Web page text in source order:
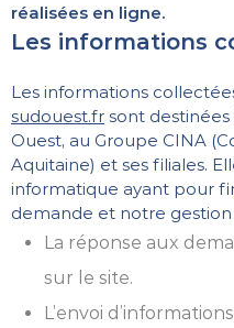
réalisées en ligne.
Les informations
Les informations
sudouest.fr sont destinées
Ouest, au Groupe CINA
Aquitaine) et ses filiales.
informatique ayant pour
demande et notre
La réponse aux
sur le site.
L’envoi